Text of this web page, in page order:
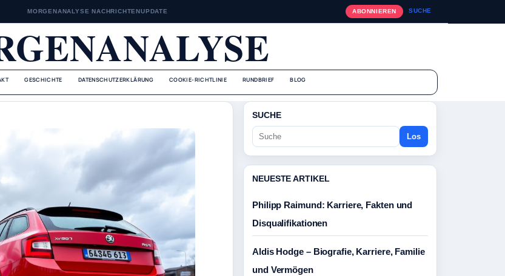
MORGENANALYSE NACHRICHTENUPDATE ABONNIEREN SUCHE
GESCHICHTE DATENSCHUTZERKLÄRUNG COOKIE-RICHTLINIE RUNDBRIEF BLOG
SUCHE
Los
NEUESTE ARTIKEL
Philipp Raimund: Karriere, Fakten und
Disqualifikationen
Aldis Hodge – Biografie, Karriere, Familie
und Vermögen